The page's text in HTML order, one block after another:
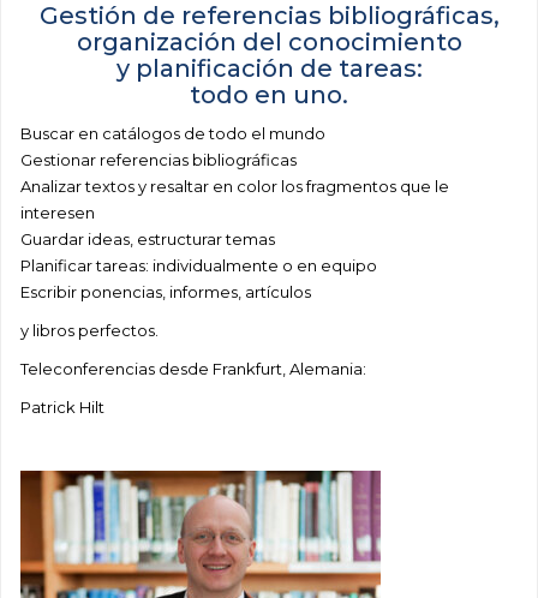
Gestión de referencias bibliográficas,
organización del conocimiento
y planificación de tareas:
todo en uno.
Buscar en catálogos de todo el mundo
Gestionar referencias bibliográficas
Analizar textos y resaltar en color los fragmentos que le
interesen
Guardar ideas, estructurar temas
Planificar tareas: individualmente o en equipo
Escribir ponencias, informes, artículos
y libros perfectos.
Teleconferencias desde Frankfurt, Alemania:
Patrick Hilt